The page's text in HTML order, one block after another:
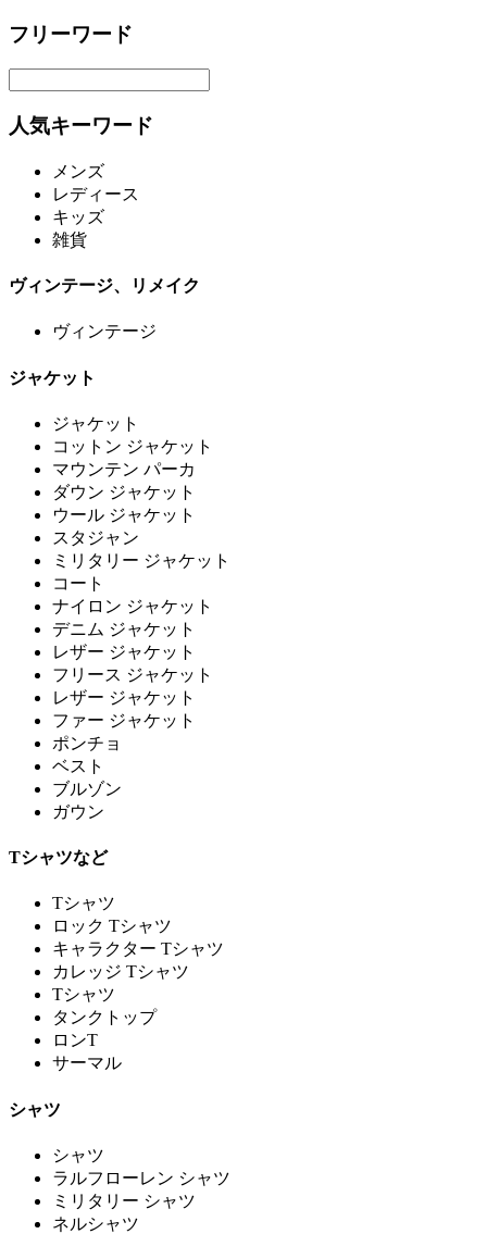
フリーワード
人気キーワード
メンズ
レディース
キッズ
雑貨
ヴィンテージ、リメイク
ヴィンテージ
ジャケット
ジャケット
コットン ジャケット
マウンテン パーカ
ダウン ジャケット
ウール ジャケット
スタジャン
ミリタリー ジャケット
コート
ナイロン ジャケット
デニム ジャケット
レザー ジャケット
フリース ジャケット
レザー ジャケット
ファー ジャケット
ポンチョ
ベスト
ブルゾン
ガウン
Tシャツなど
Tシャツ
ロック Tシャツ
キャラクター Tシャツ
カレッジ Tシャツ
Tシャツ
タンクトップ
ロンT
サーマル
シャツ
シャツ
ラルフローレン シャツ
ミリタリー シャツ
ネルシャツ